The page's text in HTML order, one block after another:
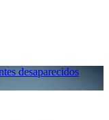
desaparecidos